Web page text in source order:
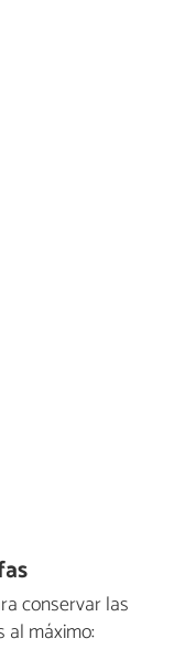
conservar las
al máximo: